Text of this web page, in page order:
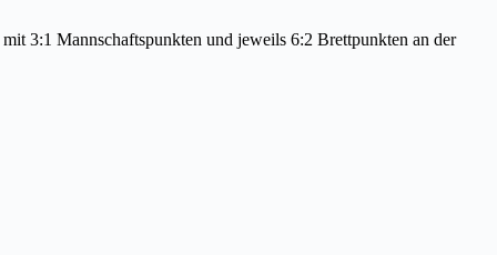
3:1 Mannschaftspunkten und jeweils 6:2 Brettpunkten an der